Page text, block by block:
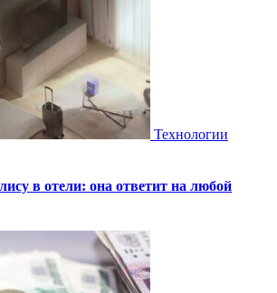
Технологии
в отели: она ответит на любой